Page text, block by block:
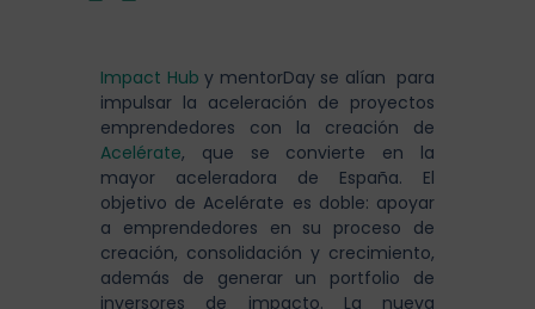
Impact Hub y mentorDayse alían para
impulsar la aceleración de proyectos
emprendedores con la creación de
Acelérate, que se convierte en la
mayor aceleradora de España. El
objetivo de Acelérate es doble: apoyar
a emprendedores en su proceso de
creación, consolidación y crecimiento,
además de generar un portfolio de
inversores de impacto. La nueva